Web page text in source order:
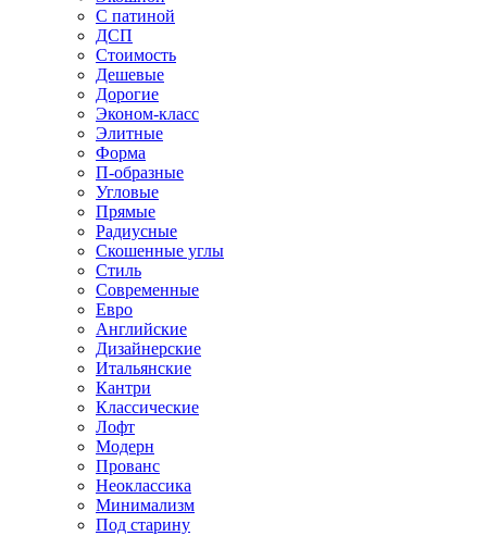
С патиной
ДСП
Стоимость
Дешевые
Дорогие
Эконом-класс
Элитные
Форма
П-образные
Угловые
Прямые
Радиусные
Скошенные углы
Стиль
Современные
Евро
Английские
Дизайнерские
Итальянские
Кантри
Классические
Лофт
Модерн
Прованс
Неоклассика
Минимализм
Под старину